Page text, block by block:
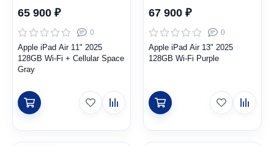
65 900 ₽
0
Apple iPad Air 11" 2025
128GB Wi-Fi + Cellular Space
Gray
67 900 ₽
0
Apple iPad Air 13" 2025
128GB Wi-Fi Purple